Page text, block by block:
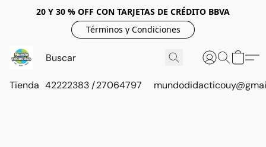
20 Y 30 % OFF CON TARJETAS DE CRÉDITO BBVA
Términos y Condiciones
Tienda 42222383 / 27064797